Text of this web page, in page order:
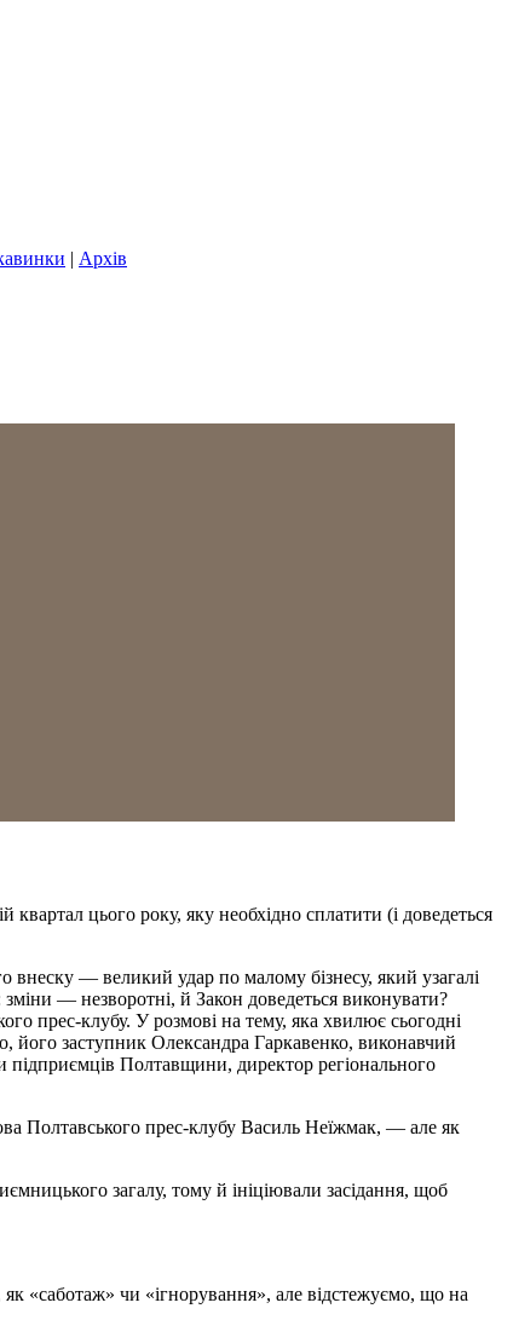
| Архів
цього року, яку необхідно сплатити (і доведеться
внеску — великий удар по малому бізнесу, який узагалі
— незворотні, й Закон доведеться виконувати?
прес-клубу. У розмові на тему, яка хвилює сьогодні
його заступник Олександра Гаркавенко, виконавчий
Полтавщини, директор регіонального
Полтавського прес-клубу Василь Неїжмак, — але як
загалу, тому й ініціювали засідання, щоб
«саботаж» чи «ігнорування», але відстежуємо, що на